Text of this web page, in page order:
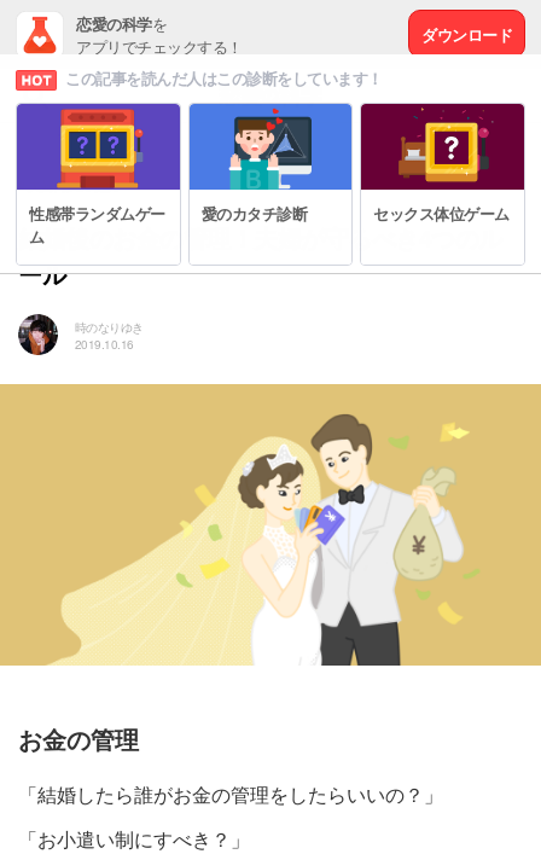
恋愛の科学を
アプリでチェックする！
ダウンロード
# 夫婦円満の秘訣
結婚後のお金の管理！夫婦が守るべき4つのル
ール
時のなりゆき
2019.10.16
お金の管理
「結婚したら誰がお金の管理をしたらいいの？」
「お小遣い制にすべき？」
この記事を読んだ人はこの診断をしています！
性感帯ランダムゲー
ム
愛のカタチ診断 セックス体位ゲーム